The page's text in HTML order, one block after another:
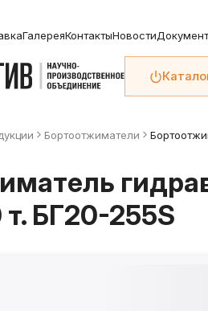
ГалереяКонтактыНовости
Бортоотжиматели
БГ20-255S